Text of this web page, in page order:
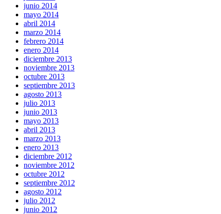
junio 2014
mayo 2014
abril 2014
marzo 2014
febrero 2014
enero 2014
diciembre 2013
noviembre 2013
octubre 2013
septiembre 2013
agosto 2013
julio 2013
junio 2013
mayo 2013
abril 2013
marzo 2013
enero 2013
diciembre 2012
noviembre 2012
octubre 2012
septiembre 2012
agosto 2012
julio 2012
junio 2012